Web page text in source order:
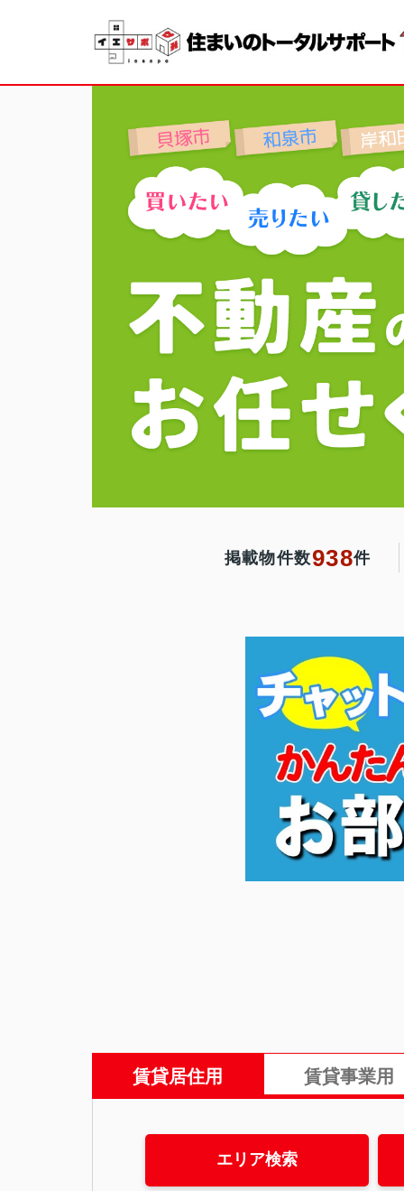
掲載物件数938件
賃貸居住用 賃貸事業用
エリア検索